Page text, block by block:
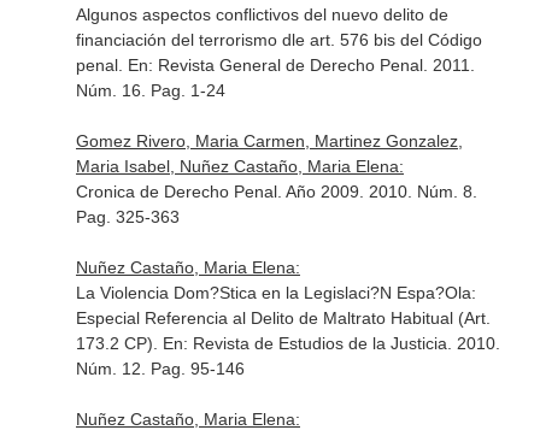
Algunos aspectos conflictivos del nuevo delito de
financiación del terrorismo dle art. 576 bis del Código
penal. En: Revista General de Derecho Penal. 2011.
Núm. 16. Pag. 1-24
Gomez Rivero, Maria Carmen, Martinez Gonzalez,
Maria Isabel, Nuñez Castaño, Maria Elena:
Cronica de Derecho Penal. Año 2009. 2010. Núm. 8.
Pag. 325-363
Nuñez Castaño, Maria Elena:
La Violencia Dom?Stica en la Legislaci?N Espa?Ola:
Especial Referencia al Delito de Maltrato Habitual (Art.
173.2 CP). En: Revista de Estudios de la Justicia . 2010.
Núm. 12. Pag. 95-146
Nuñez Castaño, Maria Elena: